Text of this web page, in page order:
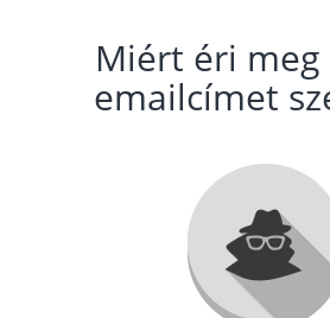
Miért éri meg
emailcímet